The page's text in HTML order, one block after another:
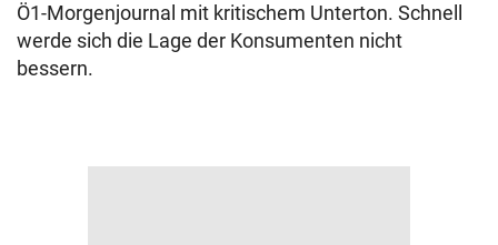
Ö1-Morgenjournal mit kritischem Unterton. Schnell
werde sich die Lage der Konsumenten nicht
bessern.